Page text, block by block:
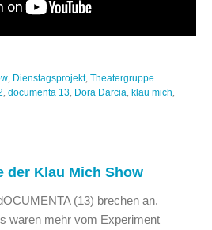
Dienstagsprojekt, Theatergruppe
documenta 13 Dora Darcia klau mich
der Klau Mich Show
(13) brechen an.
waren mehr vom Experiment